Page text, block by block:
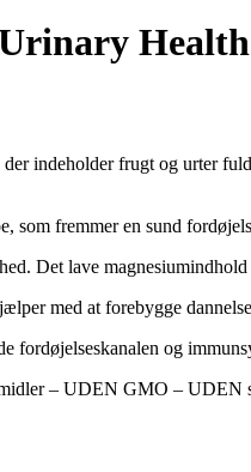
Health
indeholder frugt og urter
fremmer en sund
Det lave
at forebygge dannelsen
og
– UDEN GMO – UDEN